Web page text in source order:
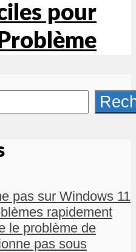
pour
pas sur Windows 11
rapidement
le problème de
pas sous